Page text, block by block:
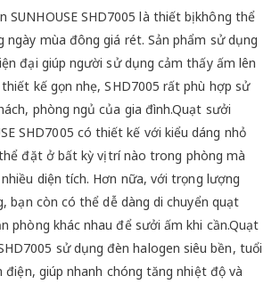
SUNHOUSE SHD7005 là thiết bị không thể
ngày mùa đông giá rét. Sản phẩm sử dụng
đại giúp người sử dụng cảm thấy ấm lên
kế gọn nhẹ, SHD7005 rất phù hợp sử
phòng ngủ của gia đình.Quạt sưởi
SHD7005 có thiết kế với kiểu dáng nhỏ
đặt ở bất kỳ vị trí nào trong phòng mà
diện tích. Hơn nữa, với trọng lượng
bạn còn có thể dễ dàng di chuyển quạt
phòng khác nhau để sưởi ấm khi cần.Quạt
sử dụng đèn halogen siêu bền, tuổi
giúp nhanh chóng tăng nhiệt độ và